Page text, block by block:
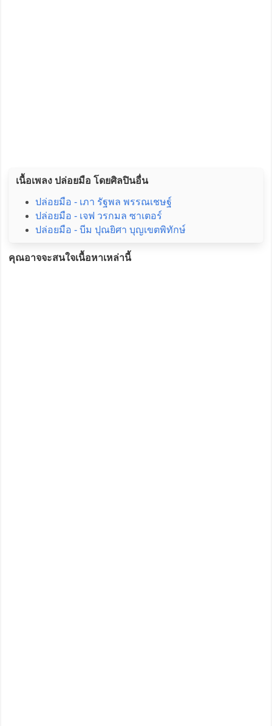
เนื้อเพลง ปล่อยมือ โดยศิลปินอื่น
ปล่อยมือ - เภา รัฐพล พรรณเชษฐ์
ปล่อยมือ - เจฟ วรกมล ซาเตอร์
ปล่อยมือ - บีม ปุณยิศา บุญเขตพิทักษ์
คุณอาจจะสนใจเนื้อหาเหล่านี้